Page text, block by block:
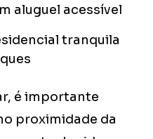
aluguel acessível
tranquila
é importante
proximidade da